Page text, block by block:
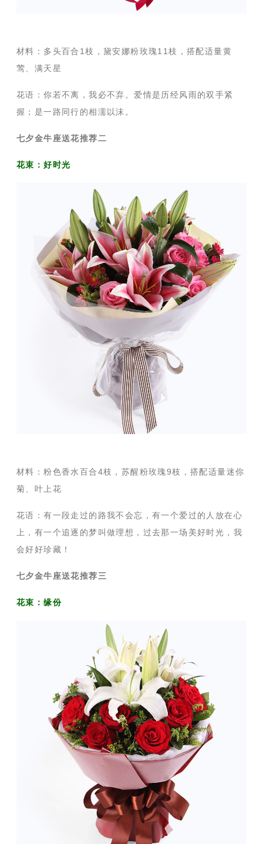
材料：多头百合1枝，黛安娜粉玫瑰11枝，搭配适量黄
莺、满天星
花语：你若不离，我必不弃。爱情是历经风雨的双手紧
握；是一路同行的相濡以沫。
七夕金牛座送花推荐二
花束：好时光
材料：粉色香水百合4枝，苏醒粉玫瑰9枝，搭配适量迷你
菊、叶上花
花语：有一段走过的路我不会忘，有一个爱过的人放在心
上，有一个追逐的梦叫做理想，过去那一场美好时光，我
会好好珍藏！
七夕金牛座送花推荐三
花束：缘份